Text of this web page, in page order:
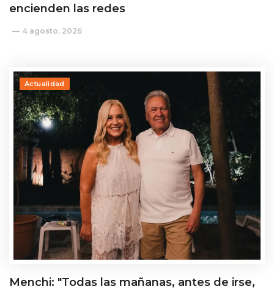
encienden las redes
4 agosto, 2026
Actualidad
Menchi: "Todas las mañanas, antes de irse,